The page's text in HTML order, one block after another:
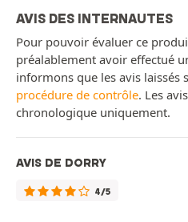
AVIS DES INTERNAUTES
Pour pouvoir évaluer ce
préalablement avoir effectué
informons que les avis laissés
procédure de contrôle. Les
chronologique uniquement.
AVIS DE DORRY
4/5